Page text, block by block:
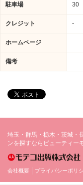
駐車場 30
クレジット -
ホームページ
備考
埼玉・群馬・栃木・茨城・
ンを探すならビューティー
会社概要 プライバシーポリ